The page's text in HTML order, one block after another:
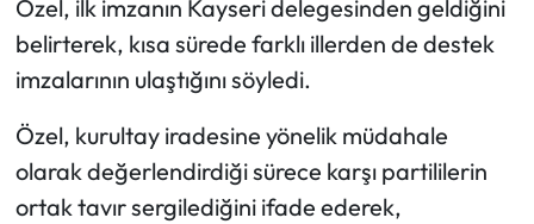
Özel, ilk imzanın Kayseri delegesinden geldiğini
belirterek, kısa sürede farklı illerden de destek
imzalarının ulaştığını söyledi.
Özel, kurultay iradesine yönelik müdahale
olarak değerlendirdiği sürece karşı partililerin
ortak tavır sergilediğini ifade ederek,
Laçin Haberleri
Magazin
Mecitözü Haberleri
Oğuzlar Haberleri